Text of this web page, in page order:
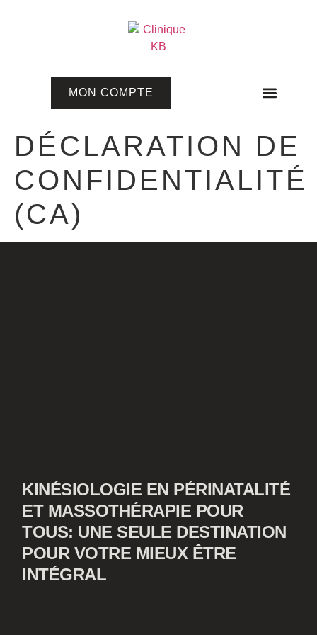
MON COMPTE
DÉCLARATION DE
CONFIDENTIALITÉ
(CA)
KINÉSIOLOGIE EN PÉRINATALITÉ
ET MASSOTHÉRAPIE POUR
TOUS: UNE SEULE DESTINATION
POUR VOTRE MIEUX ÊTRE
INTÉGRAL